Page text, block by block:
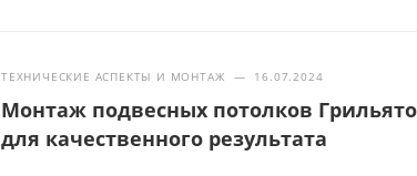
ТЕХНИЧЕСКИЕ АСПЕКТЫ И МОНТАЖ — 16.07.2024
Монтаж подвесных потолков
для качественного результата